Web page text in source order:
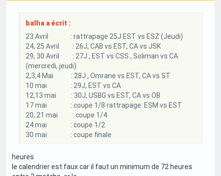
balha a écrit :
23 Avril : rattrapage 25J EST vs ESZ (Jeudi)
24, 25 Avril : 26J, CAB vs EST, CA vs JSK
29, 30 Avril : 27J , EST vs CSS , Soliman vs CA
(mercredi, jeudi)
2,3,4 Mai : 28J , Omrane vs EST, CA vs ST
10 mai : 29J, EST vs CA
12,13 mai : 30J, USBG vs EST, CA vs OB
17 mai : coupe 1/8 rattrapage: ESM vs EST
20, 21 mai : coupe 1/4
24 mai : coupe 1/2
30 mai : coupe finale
heures
le calendrier est faux car il faut un minimum de 72 heures